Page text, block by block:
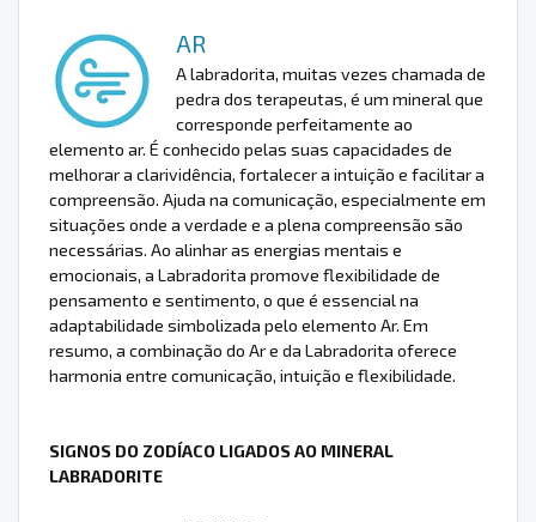
AR
A labradorita, muitas vezes chamada de
pedra dos terapeutas, é um mineral que
corresponde perfeitamente ao
elemento ar. É conhecido pelas suas capacidades de
melhorar a clarividência, fortalecer a intuição e facilitar a
compreensão. Ajuda na comunicação, especialmente em
situações onde a verdade e a plena compreensão são
necessárias. Ao alinhar as energias mentais e
emocionais, a Labradorita promove flexibilidade de
pensamento e sentimento, o que é essencial na
adaptabilidade simbolizada pelo elemento Ar. Em
resumo, a combinação do Ar e da Labradorita oferece
harmonia entre comunicação, intuição e flexibilidade.
SIGNOS DO ZODÍACO LIGADOS AO MINERAL
LABRADORITE